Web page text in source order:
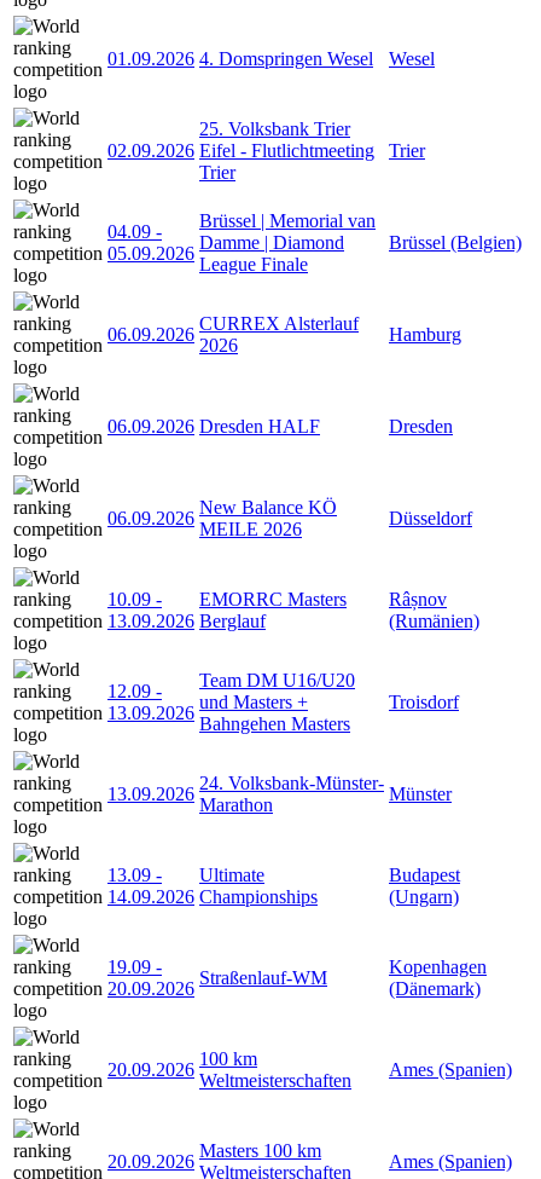
01.09.2026 4. Domspringen Wesel Wesel
02.09.2026
25. Volksbank Trier
Eifel - Flutlichtmeeting
Trier
Trier
04.09 -
05.09.2026
Brüssel | Memorial van
Damme | Diamond
League Finale
Brüssel (Belgien)
06.09.2026
CURREX Alsterlauf
2026
Hamburg
06.09.2026 Dresden HALF Dresden
06.09.2026
New Balance KÖ
MEILE 2026
Düsseldorf
10.09 -
13.09.2026
EMORRC Masters
Berglauf
Râșnov
(Rumänien)
12.09 -
13.09.2026
Team DM U16/U20
und Masters +
Bahngehen Masters
Troisdorf
13.09.2026
24. Volksbank-Münster-
Marathon
Münster
13.09 -
14.09.2026
Ultimate
Championships
Budapest
(Ungarn)
19.09 -
20.09.2026
Straßenlauf-WM
Kopenhagen
(Dänemark)
20.09.2026
100 km
Weltmeisterschaften
Ames (Spanien)
20.09.2026
Masters 100 km
Weltmeisterschaften
Ames (Spanien)